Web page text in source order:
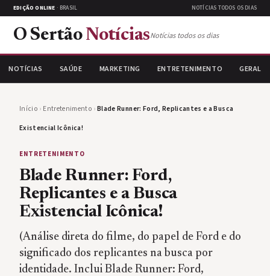
EDIÇÃO ONLINE · BRASIL NOTÍCIAS TODOS OS DIAS
O Sertão NotíciasNotícias todos os dias
NOTÍCIAS SAÚDE MARKETING ENTRETENIMENTO GERAL
Início › Entretenimento ›Blade Runner: Ford, Replicantes e a Busca
Existencial Icônica!
ENTRETENIMENTO
Blade Runner: Ford,
Replicantes e a Busca
Existencial Icônica!
(Análise direta do filme, do papel de Ford e do
significado dos replicantes na busca por
identidade. Inclui Blade Runner: Ford,